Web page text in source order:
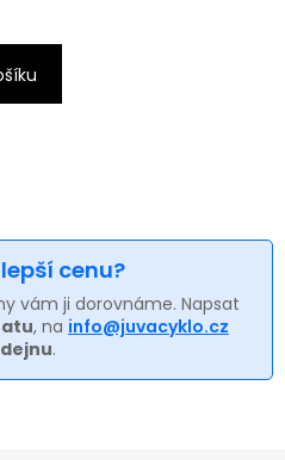
cenu?
vám ji dorovnáme. Napsat
, na info@juvacyklo.cz
.